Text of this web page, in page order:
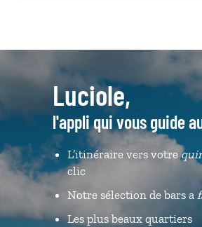
Luciole,
l'appli qui vous guide
L’itinéraire vers votre
clic
Notre sélection de bars a
Les plus beaux quartiers